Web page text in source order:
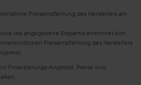
Preisempfehlung des Herstellers am
die angegebene Ersparnis errechnet sich
Preisempfehlung des Herstellers
Finanzierungs-Angebot. Preise sind